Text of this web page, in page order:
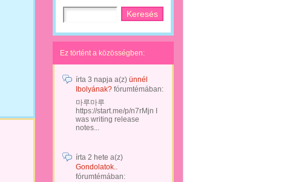
Ez történt a közösségben:
írta 3 napja a(z) ünnél
Ibolyának? fórumtémában:
마루마루
https://start.me/p/n7rMjn I
was writing release
notes...
írta 2 hete a(z)
Gondolatok..
fórumtémában: